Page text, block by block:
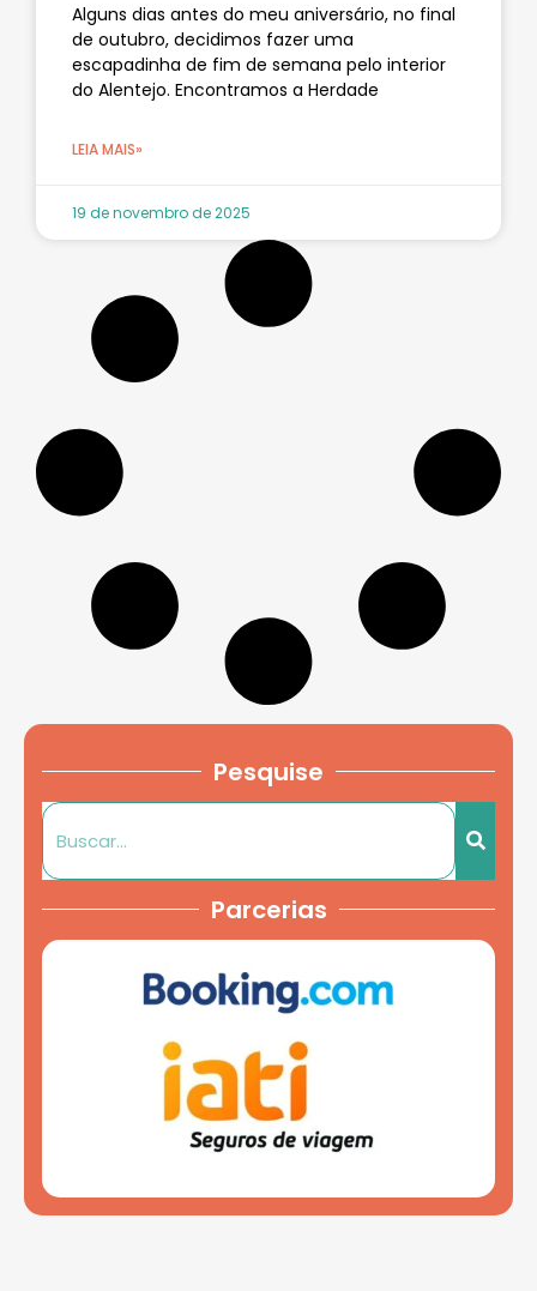
Alguns dias antes do meu aniversário, no final
de outubro, decidimos fazer uma
escapadinha de fim de semana pelo interior
do Alentejo. Encontramos a Herdade
LEIA MAIS»
19 de novembro de 2025
Pesquise
Parcerias